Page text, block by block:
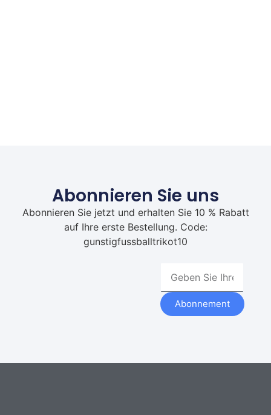
Abonnieren Sie uns
Abonnieren Sie jetzt und erhalten Sie 10 % Rabatt
auf Ihre erste Bestellung. Code:
gunstigfussballtrikot10
Abonnement